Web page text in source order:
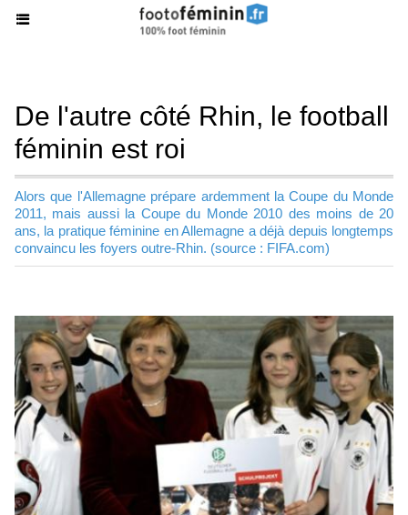
De l'autre côté Rhin, le football
féminin est roi
Alors que l'Allemagne prépare ardemment la Coupe du Monde
2011, mais aussi la Coupe du Monde 2010 des moins de 20
ans, la pratique féminine en Allemagne a déjà depuis longtemps
convaincu les foyers outre-Rhin. (source : FIFA.com)